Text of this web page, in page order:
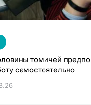
томичей
самостоятельно